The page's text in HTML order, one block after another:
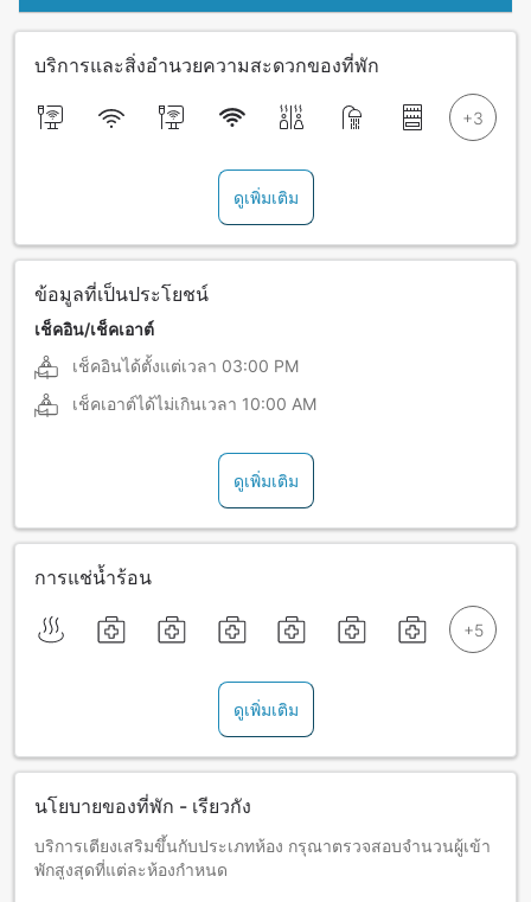
บริการและสิ่งอำนวยความสะดวกของที่พัก
ดูเพิ่มเติม
ข้อมูลที่เป็นประโยชน์
เช็คอิน/เช็คเอาต์
เช็คอินได้ตั้งแต่เวลา 03:00 PM
เช็คเอาต์ได้ไม่เกินเวลา 10:00 AM
ดูเพิ่มเติม
การแช่น้ำร้อน
ดูเพิ่มเติม
นโยบายของที่พัก - เรียวกัง
บริการเตียงเสริมขึ้นกับประเภทห้อง กรุณาตรวจสอบจำนวนผู้เข้า
พักสูงสุดที่แต่ละห้องกำหนด